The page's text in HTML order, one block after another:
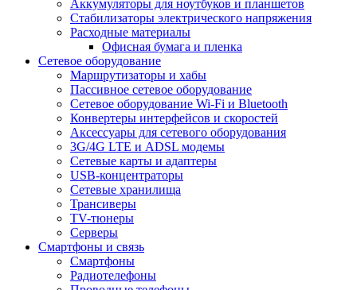
Аккумуляторы для ноутбуков и планшетов
Стабилизаторы электрического напряжения
Расходные материалы
Офисная бумага и пленка
Сетевое оборудование
Маршрутизаторы и хабы
Пассивное сетевое оборудование
Сетевое оборудование Wi-Fi и Bluetooth
Конвертеры интерфейсов и скоростей
Аксессуары для сетевого оборудования
3G/4G LTE и ADSL модемы
Сетевые карты и адаптеры
USB-концентраторы
Сетевые хранилища
Трансиверы
TV-тюнеры
Серверы
Смартфоны и связь
Смартфоны
Радиотелефоны